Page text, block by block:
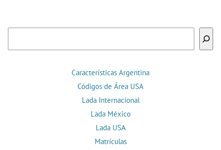
Características Argentina
Códigos de Área USA
Lada Internacional
Lada México
Lada USA
Matrículas